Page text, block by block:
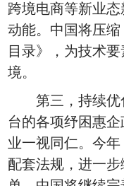
跨境电商等新业
动能。中国将压
目录》，为技术
境。
第三，持续
台的各项纾困惠
业一视同仁。今
配套法规，进一